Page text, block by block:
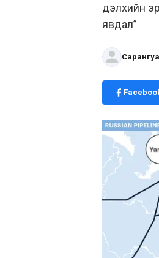
дэлхийн
явдал”
Сарангуа